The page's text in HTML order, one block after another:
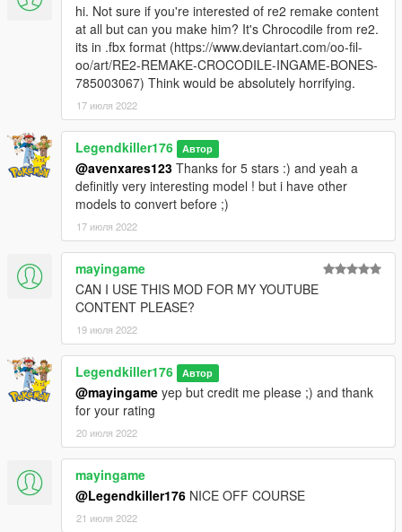
hi. Not sure if you're interested of re2 remake content
at all but can you make him? It's Chrocodile from re2.
its in .fbx format (https://www.deviantart.com/oo-fil-
oo/art/RE2-REMAKE-CROCODILE-INGAME-BONES-
785003067) Think would be absolutely horrifying.
17 июля 2022
Legendkiller176 Автор
@avenxares123 Thanks for 5 stars :) and yeah a
definitly very interesting model ! but i have other
models to convert before ;)
17 июля 2022
mayingame
CAN I USE THIS MOD FOR MY YOUTUBE
CONTENT PLEASE?
19 июля 2022
Legendkiller176 Автор
@mayingame yep but credit me please ;) and thank
for your rating
20 июля 2022
mayingame
@Legendkiller176 NICE OFF COURSE
21 июля 2022